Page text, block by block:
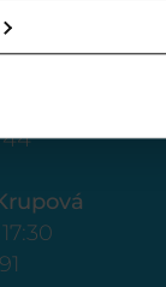
púť
44